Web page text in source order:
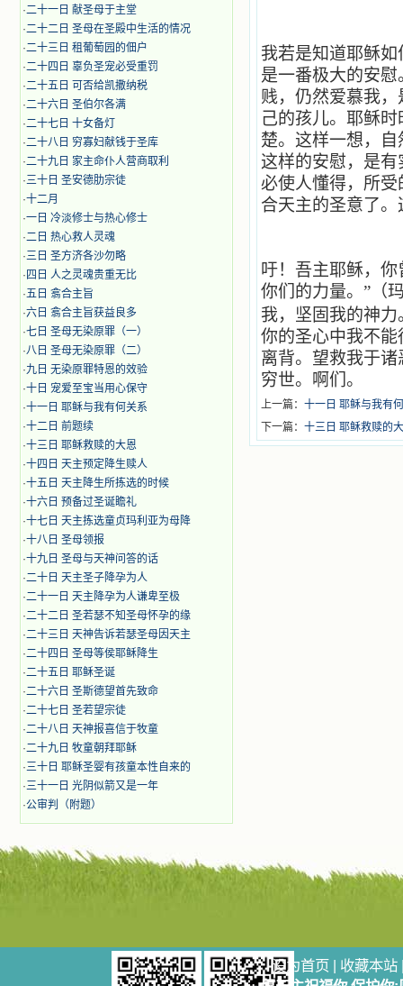
·二十一日 献圣母于主堂
·二十二日 圣母在圣殿中生活的情况
·二十三日 租葡萄园的佃户
·二十四日 辜负圣宠必受重罚
·二十五日 可否给凯撒纳税
·二十六日 圣伯尔各满
·二十七日 十女备灯
·二十八日 穷寡妇献钱于圣库
·二十九日 家主命仆人营商取利
·三十日 圣安德肋宗徒
·十二月
·​一日 冷淡修士与热心修士
·二日 热心救人灵魂
·三日 圣方济各沙勿略
· 四日 人之灵魂贵重无比
·五日 翕合主旨
·六日 翕合主旨获益良多
·七日 圣母无染原罪（一）
·八日 圣母无染原罪（二）
·九日 无染原罪特恩的效验
·十日 宠爱至宝当用心保守
·十一日 耶稣与我有何关系
·十二日 前题续
·十三日 耶稣救赎的大恩
·十四日 天主预定降生赎人
·十五日 天主降生所拣选的时候
·十六日 预备过圣诞瞻礼
·十七日 天主拣选童贞玛利亚为母降
·十八日 圣母领报
·十九日 圣母与天神问答的话
·二十日 天主圣子降孕为人
·二十一日 天主降孕为人谦卑至极
·二十二日 圣若瑟不知圣母怀孕的缘
·二十三日 天神告诉若瑟圣母因天主
·二十四日 圣母等侯耶稣降生
·二十五日 耶稣圣诞
·二十六日 圣斯德望首先致命
·二十七日 圣若望宗徒
·二十八日 天神报喜信于牧童
·二十九日 牧童朝拜耶稣
·三十日 耶稣圣婴有孩童本性自来的
·三十一日 光阴似箭又是一年
·公审判（附题）
我若是知道耶稣
是一番极大的安
贱，仍然爱慕我
己的孩儿。耶稣
楚。这样一想，
这样的安慰，是
必使人懂得，所
合天主的圣意了
吁！吾主耶稣，你
你们的力量。”（
我，坚固我的神
你的圣心中我不
离背。望救我于
穷世。啊们。
上一篇： 十一日 耶稣与我有
下一篇： 十三日 耶稣救赎的
设为首页 | 收藏本站